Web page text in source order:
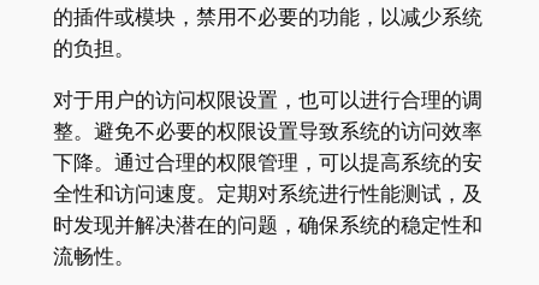
的插件或模块，禁用不必要的功能，以减少系统
的负担。
对于用户的访问权限设置，也可以进行合理的调
整。避免不必要的权限设置导致系统的访问效率
下降。通过合理的权限管理，可以提高系统的安
全性和访问速度。定期对系统进行性能测试，及
时发现并解决潜在的问题，确保系统的稳定性和
流畅性。